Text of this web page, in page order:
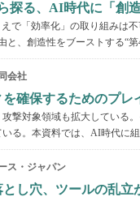
探る、AI時代に「創
で「効率化」の取り組みは
、創造性をブーストする“第
会社
確保するためのプレ
撃対象領域も拡大している
る。本資料では、AI時代に
ス・ジャパン
し穴、ツールの乱立